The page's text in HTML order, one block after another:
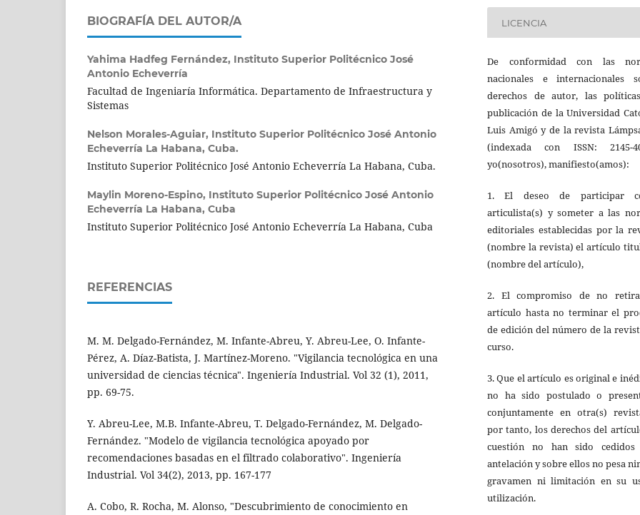
BIOGRAFÍA DEL AUTOR/A
Yahima Hadfeg Fernández, Instituto Superior Politécnico José
Antonio Echeverría
Facultad de Ingeniaría Informática. Departamento de Infraestructura y
Sistemas
Nelson Morales-Aguiar, Instituto Superior Politécnico José Antonio
Echeverría La Habana, Cuba.
Instituto Superior Politécnico José Antonio Echeverría La Habana, Cuba.
Maylin Moreno-Espino, Instituto Superior Politécnico José Antonio
Echeverría La Habana, Cuba
Instituto Superior Politécnico José Antonio Echeverría La Habana, Cuba
REFERENCIAS
M. M. Delgado-Fernández, M. Infante-Abreu, Y. Abreu-Lee, O. Infante-
Pérez, A. Díaz-Batista, J. Martínez-Moreno. "Vigilancia tecnológica en una
universidad de ciencias técnica". Ingeniería Industrial. Vol 32 (1), 2011,
pp. 69-75.
Y. Abreu-Lee, M.B. Infante-Abreu, T. Delgado-Fernández, M. Delgado-
Fernández. "Modelo de vigilancia tecnológica apoyado por
recomendaciones basadas en el filtrado colaborativo". Ingeniería
Industrial. Vol 34(2), 2013, pp. 167-177
A. Cobo, R. Rocha, M. Alonso, "Descubrimiento de conocimiento en
LICENCIA
De conformidad con las
nacionales e internacionales
derechos de autor, las
publicación de la Universidad
Luis Amigó y de la revista
(indexada con ISSN: 2145-
yo(nosotros), manifiesto(amos):
1. El deseo de participar
articulista(s) y someter a las
editoriales establecidas por la
(nombre la revista) el artículo
(nombre del artículo),
2. El compromiso de no
artículo hasta no terminar el
de edición del número de la
curso.
3. Que el artículo es original e
no ha sido postulado o
conjuntamente en otra(s)
por tanto, los derechos del
cuestión no han sido cedidos
antelación y sobre ellos no pesa
gravamen ni limitación en su
utilización.